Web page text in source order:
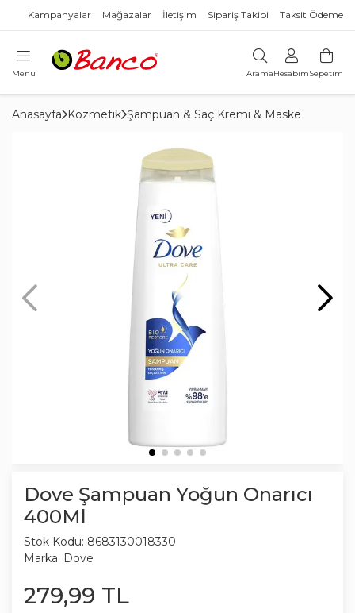
Kampanyalar Mağazalar İletişim Sipariş Takibi Taksit Ödeme
Menü AramaHesabımSepetim
Anasayfa Kozmetik Şampuan & Saç Kremi & Maske
Dove Şampuan Yoğun Onarıcı
400Ml
Stok Kodu: 8683130018330
Marka: Dove
279,99 TL